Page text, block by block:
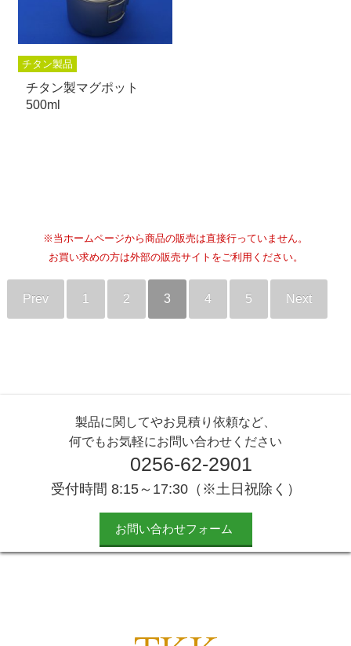
チタン製品
チタン製マグポット
500ml
※当ホームページから商品の販売は直接行っていません。
お買い求めの方は外部の販売サイトをご利用ください。
Prev 1 2 3 4 5 Next
製品に関してやお見積り依頼など、
何でもお気軽にお問い合わせください
0256-62-2901
受付時間 8:15～17:30（※土日祝除く）
お問い合わせフォーム